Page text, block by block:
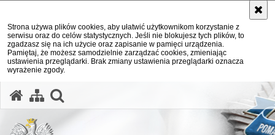
Strona używa plików cookies, aby ułatwić użytkownikom korzystanie z
serwisu oraz do celów statystycznych. Jeśli nie blokujesz tych plików, to
zgadzasz się na ich użycie oraz zapisanie w pamięci urządzenia.
Pamiętaj, że możesz samodzielnie zarządzać cookies, zmieniając
ustawienia przeglądarki. Brak zmiany ustawienia przeglądarki oznacza
wyrażenie zgody.